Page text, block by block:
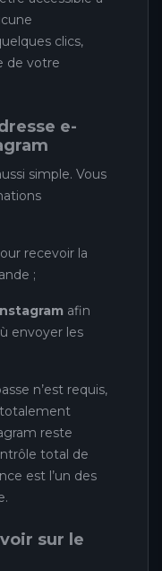
clics,
de votre
e-
simple. Vous
recevoir la
;
afin
envoyer les
n’est requis,
reste
total de
est l’un des
sur le